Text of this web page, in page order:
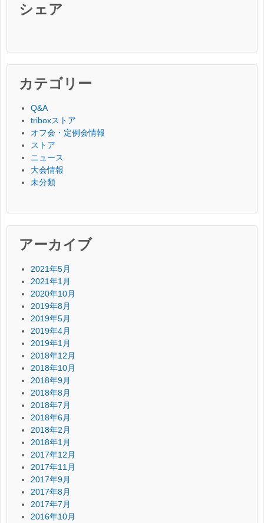
シェア
カテゴリー
Q&A
triboxストア
オフ会・定例会情報
ストア
ニュース
大会情報
未分類
アーカイブ
2021年5月
2021年1月
2020年10月
2019年8月
2019年5月
2019年4月
2019年1月
2018年12月
2018年10月
2018年9月
2018年8月
2018年7月
2018年6月
2018年2月
2018年1月
2017年12月
2017年11月
2017年9月
2017年8月
2017年7月
2016年10月